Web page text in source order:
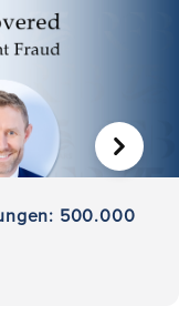
500.000
WEITER